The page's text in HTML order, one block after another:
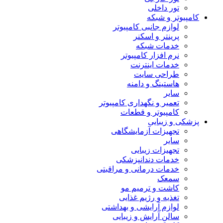
تور داخلی
کامپیوتر و شبکه
لوازم جانبی کامپیوتر
پرینتر و اسکنر
خدمات شبکه
نرم افزار کامپیوتر
خدمات اینترنت
طراحی سایت
هاستینگ و دامنه
سایر
تعمیر و نگهداری کامپیوتر
کامپیوتر و قطعات
پزشکی و زیبایی
تجهیزات آزمایشگاهی
سایر
تجهیزات زیبایی
خدمات دندانپزشکی
خدمات درمانی و مراقبتی
سمعک
کاشت و ترمیم مو
تغذیه و رژیم غذایی
لوازم آرایشی و بهداشتی
سالن آرایش و زیبایی